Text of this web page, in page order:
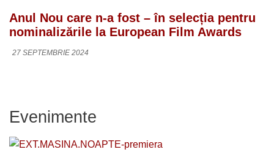
Anul Nou care n-a fost – în selecția pentru
nominalizările la European Film Awards
27 SEPTEMBRIE 2024
Evenimente